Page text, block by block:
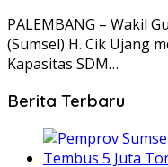
PALEMBANG – Wakil
(Sumsel) H. Cik Ujang
Kapasitas SDM…
Berita Terbaru